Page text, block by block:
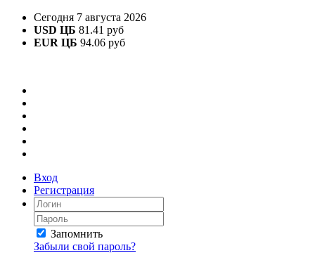
Сегодня 7 августа 2026
USD ЦБ 81.41 руб
EUR ЦБ 94.06 руб
Вход
Регистрация
Запомнить
Забыли свой пароль?